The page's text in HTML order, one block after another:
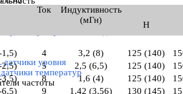
файлов cookie
персональных данных
уровня
температур
частоты
Ток
Индуктивность
(мГн)
H
4 3,2 (8) 125 (140)
5 2,5 (6,5) 125 (140)
8 1,6 (4) 125 (140)
9 1,42 (3,56) 130 (145)